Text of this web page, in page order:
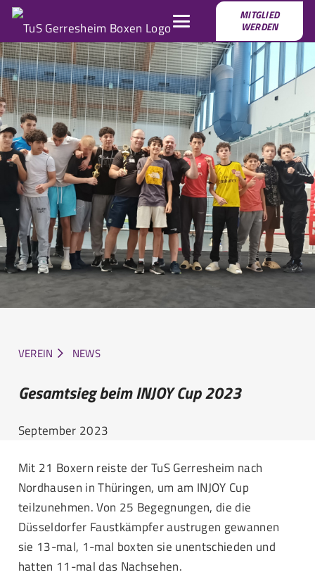
MITGLIED
WERDEN
VEREIN NEWS
Gesamtsieg beim INJOY Cup 2023
September 2023
Mit 21 Boxern reiste der TuS Gerresheim nach
Nordhausen in Thüringen, um am INJOY Cup
teilzunehmen. Von 25 Begegnungen, die die
Düsseldorfer Faustkämpfer austrugen gewannen
sie 13-mal, 1-mal boxten sie unentschieden und
hatten 11-mal das Nachsehen.